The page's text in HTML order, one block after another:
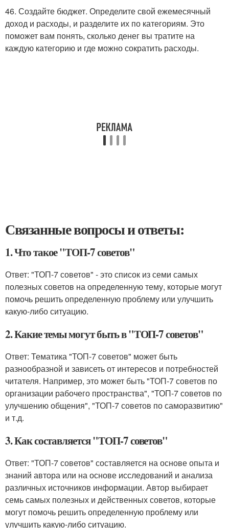
46. Создайте бюджет. Определите свой ежемесячный
доход и расходы, и разделите их по категориям. Это
поможет вам понять, сколько денег вы тратите на
каждую категорию и где можно сократить расходы.
Связанные вопросы и ответы:
1. Что такое "ТОП-7 советов"
Ответ: "ТОП-7 советов" - это список из семи самых
полезных советов на определенную тему, которые могут
помочь решить определенную проблему или улучшить
какую-либо ситуацию.
2. Какие темы могут быть в "ТОП-7 советов"
Ответ: Тематика "ТОП-7 советов" может быть
разнообразной и зависеть от интересов и потребностей
читателя. Например, это может быть "ТОП-7 советов по
организации рабочего пространства", "ТОП-7 советов по
улучшению общения", "ТОП-7 советов по саморазвитию"
и т.д.
3. Как составляется "ТОП-7 советов"
Ответ: "ТОП-7 советов" составляется на основе опыта и
знаний автора или на основе исследований и анализа
различных источников информации. Автор выбирает
семь самых полезных и действенных советов, которые
могут помочь решить определенную проблему или
улучшить какую-либо ситуацию.